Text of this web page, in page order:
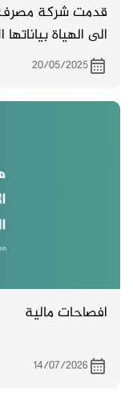
قدمت شركة مصرف
الى الهياة بياناتها
20/05/2025
افصاحات مالية
14/07/2026